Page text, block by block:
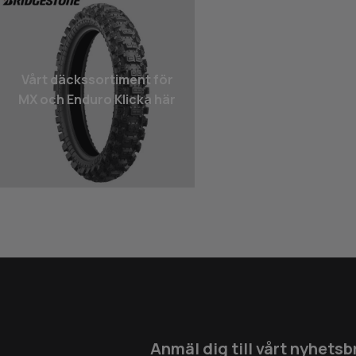
Vårt däcks­sortiment för
MX och Enduro Klicka här
Anmäl dig till vårt